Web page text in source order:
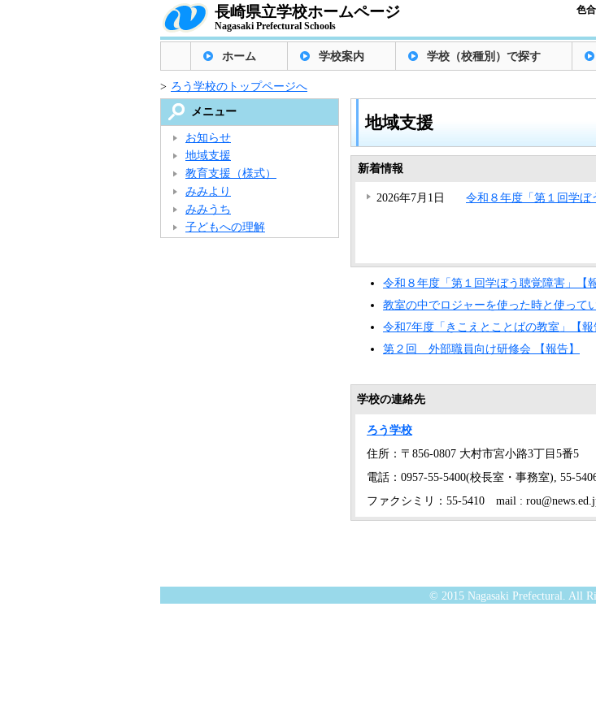
長崎県立学校ホームページ
Nagasaki Prefectural Schools
色
ホーム 学校案内 学校（校種別）で探す
> ろう学校のトップページへ
地域支援
新着情報
2026年7月1日 令和８年度「第１回学ぼ
令和８年度「第１回学ぼう聴覚障害」【報
教室の中でロジャーを使った時と使って
令和7年度「きこえとことばの教室」【報
第２回 外部職員向け研修会 【報告】
学校の連絡先
ろう学校
住所：〒856-0807 大村市宮小路3丁目5番5
電話：0957-55-5400(校長室・事務室), 55-
ファクシミリ：55-5410 mail :
メニュー
お知らせ
地域支援
教育支援（様式）
みみより
みみうち
子どもへの理解
© 2015 Nagasaki Prefectural. All